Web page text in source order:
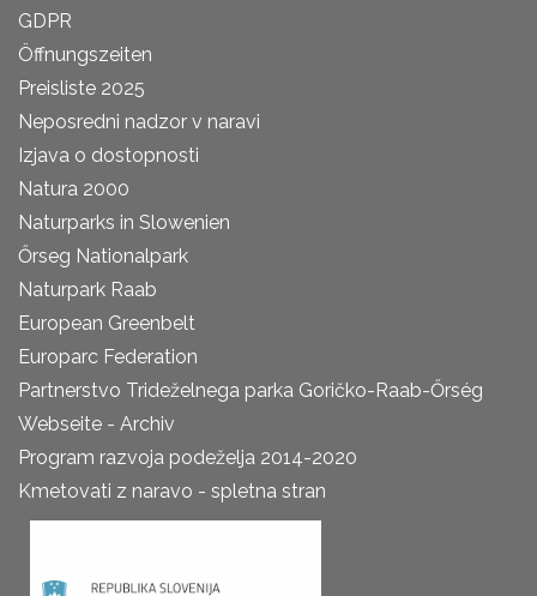
GDPR
Öffnungszeiten
Preisliste 2025
Neposredni nadzor v naravi
Izjava o dostopnosti
Natura 2000
Naturparks in Slowenien
Őrseg Nationalpark
Naturpark Raab
European Greenbelt
Europarc Federation
Partnerstvo Trideželnega parka Goričko-Raab-Őrség
Webseite - Archiv
Program razvoja podeželja 2014-2020
Kmetovati z naravo - spletna stran